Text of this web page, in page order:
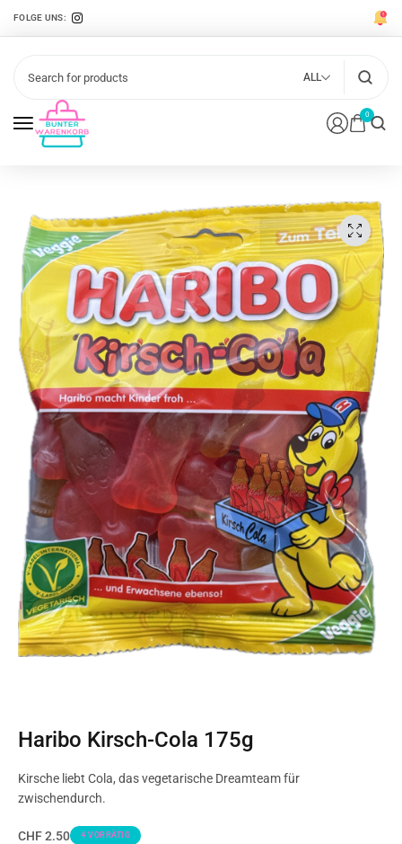
FOLGE UNS:
0
ALL
Haribo Kirsch-Cola 175g
Kirsche liebt Cola, das vegetarische Dreamteam für
zwischendurch.
CHF2.50 4 VORRÄTIG